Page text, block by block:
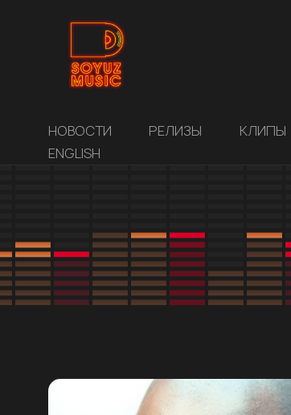
НОВОСТИ РЕЛИЗЫ КЛИПЫ
ENGLISH